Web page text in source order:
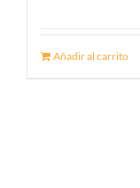
Añadir al carrito